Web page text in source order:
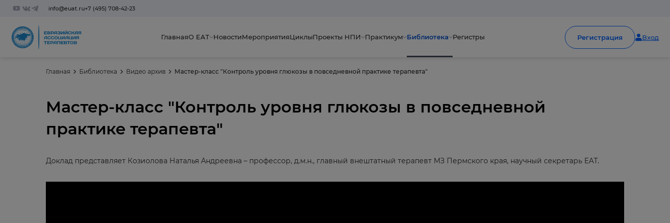
info@euat.ru+7 (495) 708-42-23
ГлавнаяО ЕАТ НовостиМероприятияЦиклыПроекты НПИ Практикум Библиотека Регистры Регистрация Вход
Главная Библиотека Видео архив Мастер-класс "Контроль уровня глюкозы в повседневной практике терапевта"
Мастер-класс "Контроль уровня глюкозы в повседневной
практике терапевта"
Доклад представляет Козиолова Наталья Андреевна – профессор, д.м.н., главный внештатный терапевт МЗ Пермского края, научный секретарь ЕАТ.